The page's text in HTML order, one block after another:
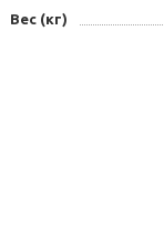
Вес (кг)